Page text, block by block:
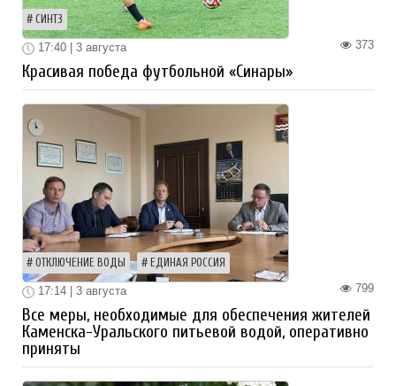
СИНТЗ
373
17:40 | 3 августа
Красивая победа футбольной «Синары»
ОТКЛЮЧЕНИЕ ВОДЫ ЕДИНАЯ РОССИЯ
799
17:14 | 3 августа
Все меры, необходимые для обеспечения жителей
Каменска-Уральского питьевой водой, оперативно
приняты